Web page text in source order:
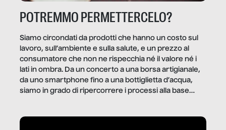
POTREMMO PERMETTERCELO?
Siamo circondati da prodotti che hanno un costo sul
lavoro, sull’ambiente e sulla salute, e un prezzo al
consumatore che non ne rispecchia né il valore né i
lati in ombra. Da un concerto a una borsa artigianale,
da uno smartphone fino a una bottiglietta d’acqua,
siamo in grado di ripercorrere i processi alla base
dietro gli oggetti e i servizi che fanno la nostra vita